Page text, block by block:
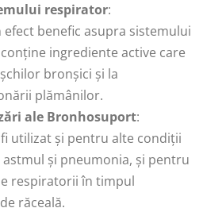
respirator:
benefic asupra sistemului
ingrediente active care
bronșici și la
plămânilor.
ale Bronhosuport:
utilizat și pentru alte condiții
și pneumonia, și pentru
respiratorii în timpul
răceală.